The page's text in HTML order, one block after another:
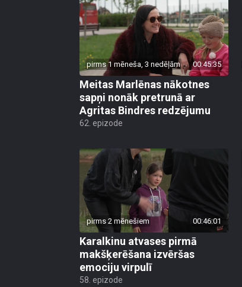
pirms 1 mēneša, 3 nedēļām 00:45:35
Meitas Marlēnas nākotnes
sapņi nonāk pretrunā ar
Agritas Bindres redzējumu
62. epizode
pirms 2 mēnešiem 00:46:01
Karalkinu atvases pirmā
makšķerēšana izvēršas
emociju virpulī
58. epizode